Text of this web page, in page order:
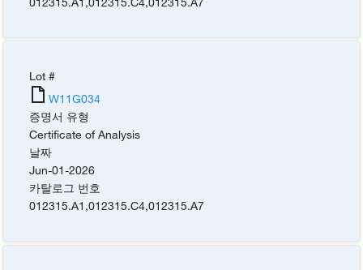
Lot #
W11G034
증명서 유형
Certificate of Analysis
날짜
Jun-01-2026
카탈로그 번호
012315.A1 ,012315.C4,012315.A7